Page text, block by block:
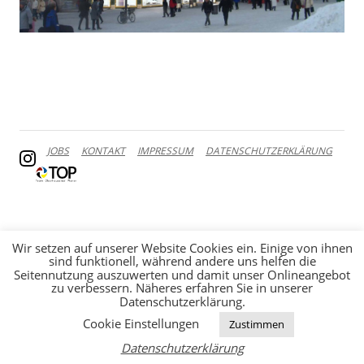
JOBS KONTAKT IMPRESSUM DATENSCHUTZERKLÄRUNG
Wir setzen auf unserer Website Cookies ein. Einige von ihnen
sind funktionell, während andere uns helfen die
Seitennutzung auszuwerten und damit unser Onlineangebot
zu verbessern. Näheres erfahren Sie in unserer
Datenschutzerklärung.
Cookie Einstellungen
Zustimmen
Datenschutzerklärung